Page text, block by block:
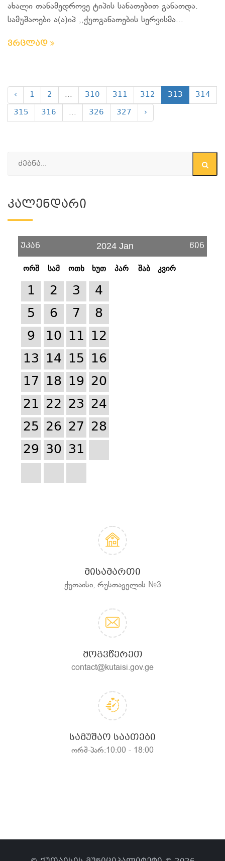
ახალი თანამედროვე ტიპის სანათებით განათდა.
სამუშაოები ა(ა)იპ ,,ქუთგანათების სერვისმა...
ვრცლად
‹ 1 2 ... 310 311 312 313
314
315
316 ... 326 327 ›
Კალენდარი
უკან 2024 Jan წინ
ორშ სამ ოთხ ხუთ პარ შაბ კვირ
1 2 3
4
5
6 7
8
9
10 11 12
13 14 15 16
17 18 19 20
21 22 23 24
25 26 27 28
29 30 31
ᲛᲘᲡᲐᲛᲐᲠᲗᲘ
ქუთაისი, რუსთაველის №3
ᲛᲝᲒᲕᲬᲔᲠᲔᲗ
contact@kutaisi.gov.ge
ᲡᲐᲛᲣᲨᲐᲝ ᲡᲐᲐᲗᲔᲑᲘ
ორშ-პარ:10:00 - 18:00